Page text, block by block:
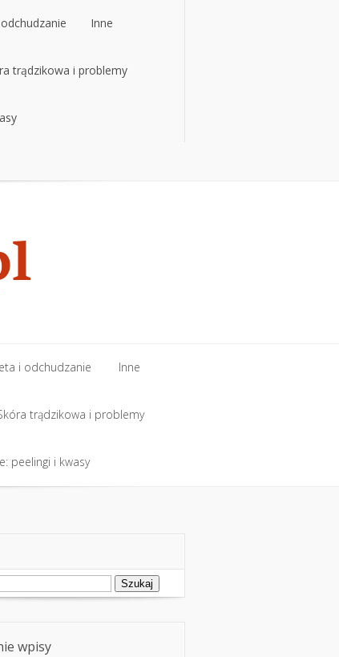
odchudzanie
Inne
Inne
trądzikowa i problemy
trądzikowa i problemy
i odchudzanie
i odchudzanie
Inne
Inne
trądzikowa i problemy
trądzikowa i problemy
peelingi i kwasy
wpisy